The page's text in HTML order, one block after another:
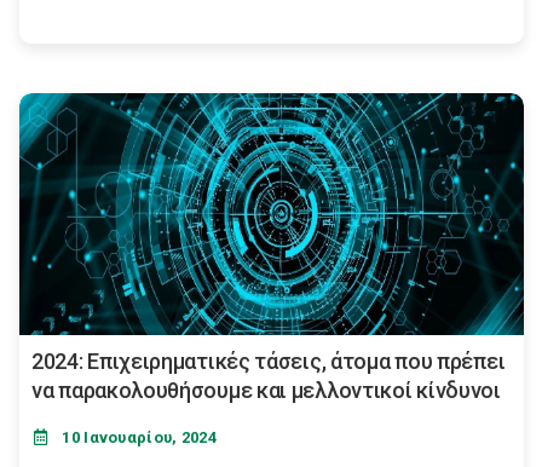
2024: Επιχειρηματικές τάσεις, άτομα που πρέπει
να παρακολουθήσουμε και μελλοντικοί κίνδυνοι
10 Ιανουαρίου, 2024